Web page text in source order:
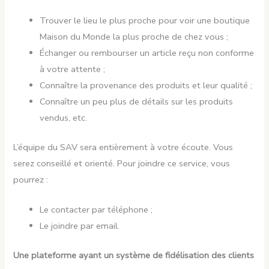
Trouver le lieu le plus proche pour voir une boutique
Maison du Monde la plus proche de chez vous ;
Échanger ou rembourser un article reçu non conforme
à votre attente ;
Connaître la provenance des produits et leur qualité ;
Connaître un peu plus de détails sur les produits
vendus, etc.
L’équipe du SAV sera entièrement à votre écoute. Vous
serez conseillé et orienté. Pour joindre ce service, vous
pourrez :
Le contacter par téléphone ;
Le joindre par email.
Une plateforme ayant un système de fidélisation des clients